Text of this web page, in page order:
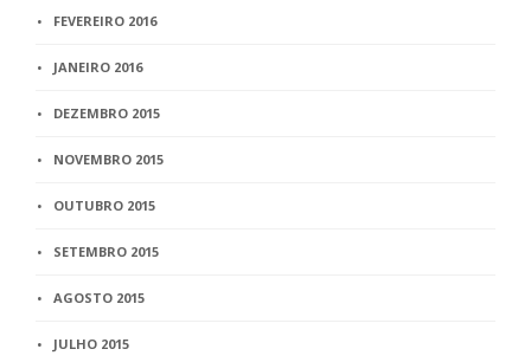
FEVEREIRO 2016
JANEIRO 2016
DEZEMBRO 2015
NOVEMBRO 2015
OUTUBRO 2015
SETEMBRO 2015
AGOSTO 2015
JULHO 2015